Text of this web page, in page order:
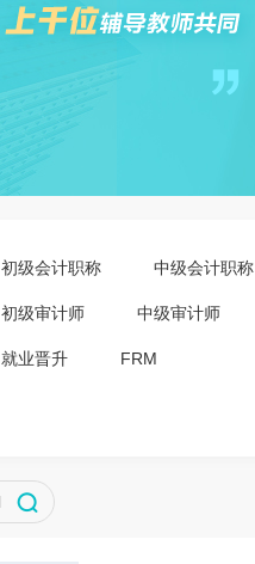
初级会计职称 中级会计职称
初级审计师 中级审计师
就业晋升 FRM